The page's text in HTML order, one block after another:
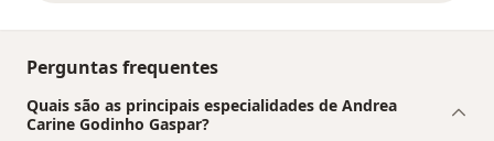
Perguntas frequentes
Quais são as principais especialidades de Andrea
Carine Godinho Gaspar?